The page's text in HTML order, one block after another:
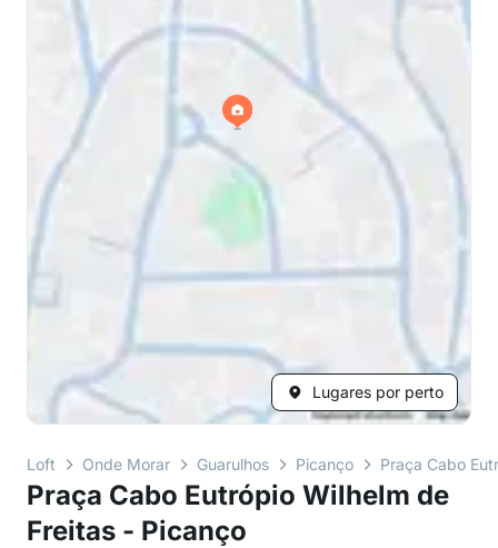
Lugares por perto
Loft Onde Morar Guarulhos Picanço Praça Cabo
Praça Cabo Eutrópio Wilhelm de
Freitas - Picanço